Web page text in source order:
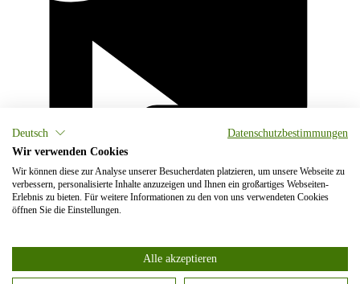
Deutsch
Datenschutzbestimmungen
Wir verwenden Cookies
Wir können diese zur Analyse unserer Besucherdaten platzieren, um unsere Webseite zu
verbessern, personalisierte Inhalte anzuzeigen und Ihnen ein großartiges Webseiten-
Erlebnis zu bieten. Für weitere Informationen zu den von uns verwendeten Cookies
öffnen Sie die Einstellungen.
Alle akzeptieren